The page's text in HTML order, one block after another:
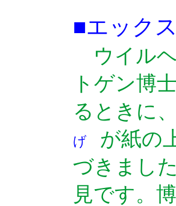
■エック
ウイル
トゲン博士
るときに
げ が紙の
づきまし
見です。